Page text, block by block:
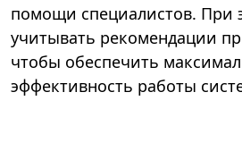
помощи специалистов. При
учитывать рекомендации
чтобы обеспечить
эффективность работы